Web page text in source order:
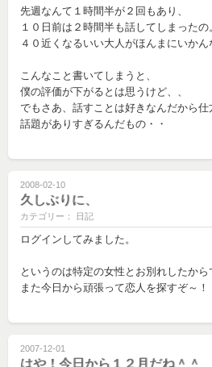
先週なんて１時間半が２回もあり、
１０日前は２時間半も話してしまったの
４０近くなるいい大人がほんまにいかん
こんなこと書いてしまうと、
僕の評価が下がるとは思うけど、、
でもさあ、話すことは好きなんだから仕
話題がありすぎるんだもの・・
2008-02-10
久しぶりに、
カテゴリー： 日記
ログインしてみました。
というのは特定の女性とお別れしたから
また今日から頑張って恋人を探すぞ～！
2007-12-01
はや！今日から１２月だね＾＾